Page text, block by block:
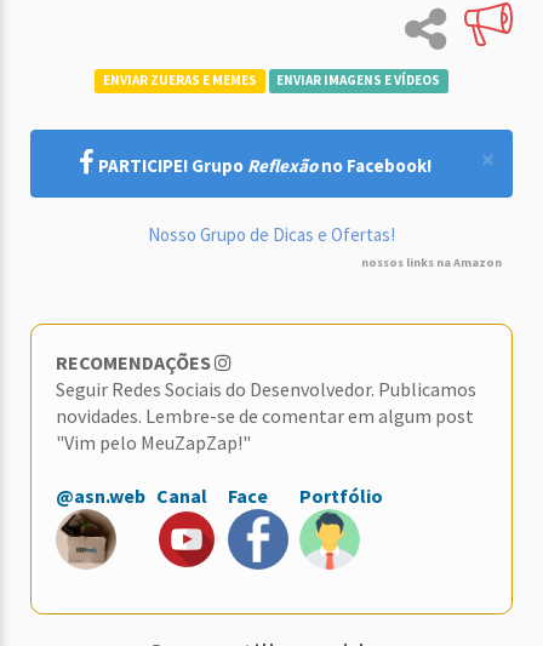
ENVIAR ZUERAS E MEMES ENVIAR IMAGENS E VÍDEOS
×
PARTICIPE! Grupo Reflexãono Facebook!
Nosso Grupo de Dicas e Ofertas!
nossos links na Amazon
RECOMENDAÇÕES
Seguir Redes Sociais do Desenvolvedor. Publicamos
novidades. Lembre-se de comentar em algum post
"Vim pelo MeuZapZap!"
@asn.web Canal Face Portfólio